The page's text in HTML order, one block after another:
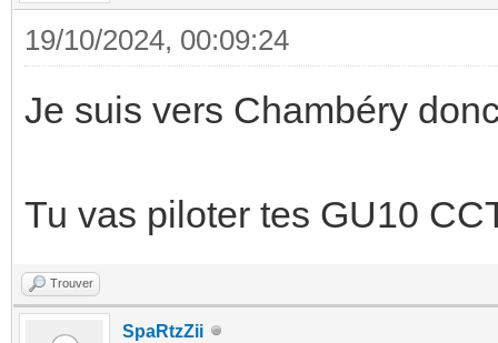
19/10/2024, 00:09:24
Je suis vers Chambéry
Tu vas piloter tes GU10
Trouver
SpaRtzZii